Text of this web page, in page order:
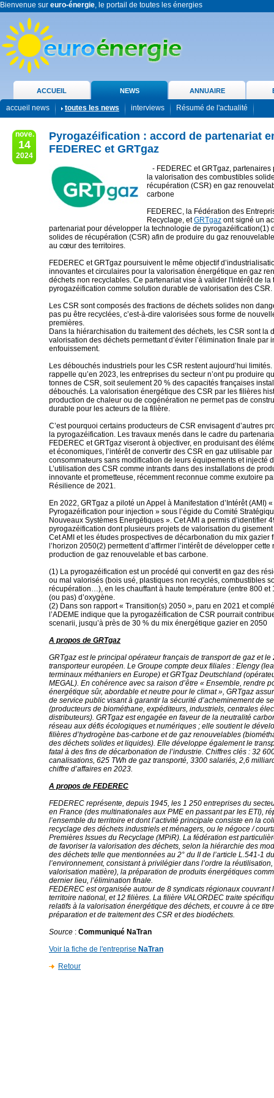
Bienvenue sur euro-énergie, le portail de toutes les énergies
ACCUEIL NEWS ANNUAIRE
accueil news toutes les news interviews Résumé de l'actualité
nove.
14
2024
Pyrogazéification : accord de partenariat
FEDEREC et GRTgaz
- FEDEREC et GRTgaz,
la valorisation des combustibles
récupération (CSR) en gaz
carbone
FEDEREC, la Fédération des
Recyclage, etGRTgaz ont signé un
partenariat pour développer la technologie de pyrogazéification(1)
solides de récupération (CSR) afin de produire du gaz
au cœur des territoires.
FEDEREC et GRTgaz poursuivent le même objectif
innovantes et circulaires pour la valorisation énergétique en gaz
déchets non recyclables. Ce partenariat vise à valider l'intérêt de la
pyrogazéification comme solution durable de valorisation des CSR.
Les CSR sont composés des fractions de déchets solides non
pas pu être recyclées, c’est-à-dire valorisées sous forme de
premières.
Dans la hiérarchisation du traitement des déchets, les CSR sont la
valorisation des déchets permettant d’éviter l’élimination finale par
enfouissement.
Les débouchés industriels pour les CSR restent aujourd’hui
rappelle qu’en 2023, les entreprises du secteur n’ont pu produire
tonnes de CSR, soit seulement 20 % des capacités françaises
débouchés. La valorisation énergétique des CSR par les filières
production de chaleur ou de cogénération ne permet pas de
durable pour les acteurs de la filière.
C’est pourquoi certains producteurs de CSR envisagent d’autres
la pyrogazéification. Les travaux menés dans le cadre du
FEDEREC et GRTgaz viseront à objectiver, en produisant des
et économiques, l’intérêt de convertir des CSR en gaz utilisable par
consommateurs sans modification de leurs équipements et injecté
L’utilisation des CSR comme intrants dans des installations de
innovante et prometteuse, récemment reconnue comme exutoire
Résilience de 2021.
En 2022, GRTgaz a piloté un Appel à Manifestation d’Intérêt (AMI) «
Pyrogazéification pour injection » sous l’égide du Comité
Nouveaux Systèmes Energétiques ». Cet AMI a permis d’identifier
pyrogazéification dont plusieurs projets de valorisation du
Cet AMI et les études prospectives de décarbonation du mix gazier
l’horizon 2050(2) permettent d’affirmer l’intérêt de développer
production de gaz renouvelable et bas carbone.
(1) La pyrogazéification est un procédé qui convertit en gaz des
ou mal valorisés (bois usé, plastiques non recyclés, combustibles
récupération…), en les chauffant à haute température (entre 800 et
(ou pas) d’oxygène.
(2) Dans son rapport « Transition(s) 2050 », paru en 2021 et
l’ADEME indique que la pyrogazéification de CSR pourrait
scenarii, jusqu’à près de 30 % du mix énergétique gazier en 2050
A propos de GRTgaz
GRTgaz est le principal opérateur français de transport de gaz et le
transporteur européen. Le Groupe compte deux filiales : Elengy
terminaux méthaniers en Europe) et GRTgaz Deutschland
MEGAL). En cohérence avec sa raison d’être « Ensemble, rendre
énergétique sûr, abordable et neutre pour le climat », GRTgaz
de service public visant à garantir la sécurité d’acheminement de
(producteurs de biométhane, expéditeurs, industriels, centrales
distributeurs). GRTgaz est engagée en faveur de la neutralité
réseau aux défis écologiques et numériques ; elle soutient le
filières d’hydrogène bas-carbone et de gaz renouvelables
des déchets solides et liquides). Elle développe également le
fatal à des fins de décarbonation de l’industrie. Chiffres clés : 32
canalisations, 625 TWh de gaz transporté, 3300 salariés, 2,6
chiffre d’affaires en 2023.
A propos de FEDEREC
FEDEREC représente, depuis 1945, les 1 250 entreprises du
en France (des multinationales aux PME en passant par les ETI),
l’ensemble du territoire et dont l’activité principale consiste en la
recyclage des déchets industriels et ménagers, ou le négoce /
Premières Issues du Recyclage (MPiR). La fédération est
de favoriser la valorisation des déchets, selon la hiérarchie des
des déchets telle que mentionnées au 2° du II de l’article L.541-1
l’environnement, consistant à privilégier dans l’ordre la
valorisation matière), la préparation de produits énergétiques
dernier lieu, l’élimination finale.
FEDEREC est organisée autour de 8 syndicats régionaux couvrant
territoire national, et 12 filières. La filière VALORDEC traite
relatifs à la valorisation énergétique des déchets, et couvre à ce
préparation et de traitement des CSR et des biodéchets.
Source : Communiqué NaTran
Voir la fiche de l'entreprise NaTran
Retour